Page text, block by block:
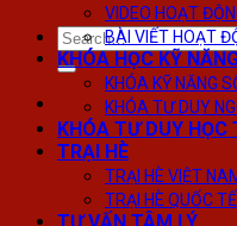
VIDEO HOẠT
BÀI VIẾT HOẠT
KHÓA HỌC KỸ
KHÓA KỸ NĂNG
KHÓA TƯ DUY
KHÓA TƯ DUY HỌC
TRẠI HÈ
TRẠI HÈ VIỆT
TRẠI HÈ QUỐC TẾ